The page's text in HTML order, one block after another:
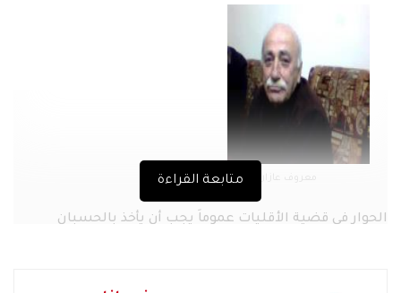
معروف عازار
الحوار في قضية الأقليات عموماَ يجب أن يأخذ بالحسبان
تشويه العلاقة بين الأكثرية والأ قليات جراء سياسات
متابعة القراءة